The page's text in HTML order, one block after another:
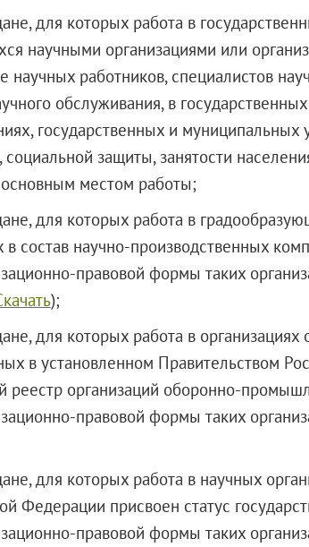
для которых работа в
научными организациями или
научных работников, специалистов
обслуживания, в
государственных и муниципальных
социальной защиты, занятости
основным местом работы;
для которых работа в
состав научно-производственных
правовой формы таких
);
для которых работа в
в установленном Правительством
реестр организаций оборонно-
правовой формы таких
для которых работа в научных
Федерации присвоен статус
правовой формы таких